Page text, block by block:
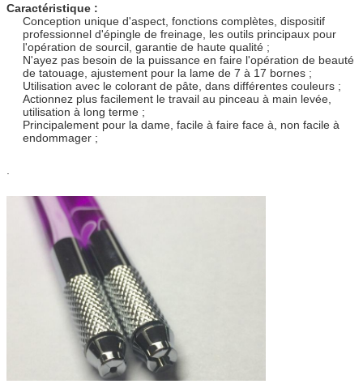
Caractéristique :
Conception unique d'aspect, fonctions complètes, dispositif
professionnel d'épingle de freinage, les outils principaux pour
l'opération de sourcil, garantie de haute qualité ;
N'ayez pas besoin de la puissance en faire l'opération de beauté
de tatouage, ajustement pour la lame de 7 à 17 bornes ;
Utilisation avec le colorant de pâte, dans différentes couleurs ;
Actionnez plus facilement le travail au pinceau à main levée,
utilisation à long terme ;
Principalement pour la dame, facile à faire face à, non facile à
endommager ;